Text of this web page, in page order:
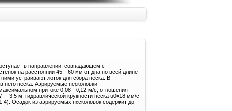
в направлении, совпадающем с
на расстоянии 45—60 мм от дна по всей длине
устраивают лоток для сбора песка. В
него песка. Аэрируемые песколовки
притоке 0,08—0,12-м/с; отношения
3,5 м; гидравлической крупности песка u0=18 мм/с;
Осадок из аэрируемых песколовок содержит до